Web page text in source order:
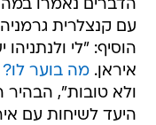
הדברים נאמרו
עם קנצלרית
הוסיף: "לי
איראן.מה בוער לו?
ולא טובות",
היעד לשיחות עם